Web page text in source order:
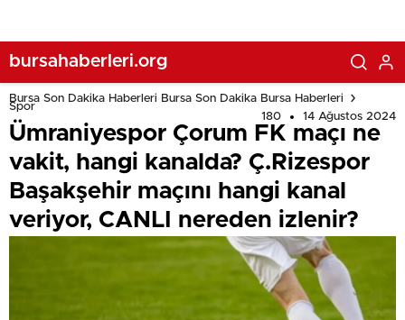
bursahaberleri.org
Bursa Son Dakika Haberleri Bursa Son Dakika Bursa Haberleri
Spor
180
14 Ağustos 2024
Ümraniyespor Çorum FK maçı ne
vakit, hangi kanalda? Ç.Rizespor
Başakşehir maçını hangi kanal
veriyor, CANLI nereden izlenir?